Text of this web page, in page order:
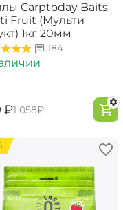
Carptoday Baits
Fruit (Мульти
1кг 20мм
184
₽‍1 058‍₽